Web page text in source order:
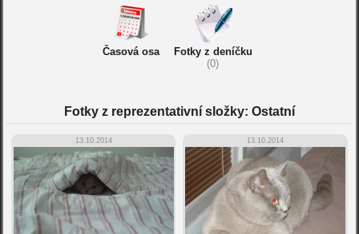
Časová osa
Fotky z deníčku
(0)
Fotky z reprezentativní složky: Ostatní
13.10.2014 13.10.2014